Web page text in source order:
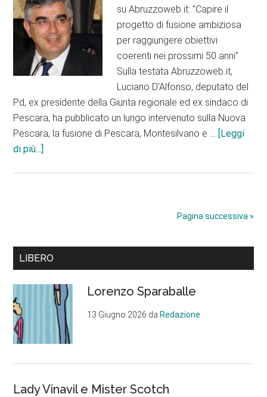
su Abruzzoweb.it: "Capire il
progetto di fusione ambiziosa
per raggiungere obiettivi
coerenti nei prossimi 50 anni"
Sulla testata Abruzzoweb.it,
Luciano D'Alfonso, deputato del
Pd, ex presidente della Giunta regionale ed ex sindaco di
Pescara, ha pubblicato un lungo intervenuto sulla Nuova
Pescara, la fusione di Pescara, Montesilvano e … [Leggi
di più...]
previsti!
Pagina successiva »
Barra
primaria
LIBERO
Lorenzo Sparaballe
13 Giugno 2026 daRedazione
Lady Vinavil e Mister Scotch